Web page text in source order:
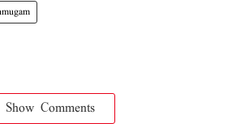
Show Comments